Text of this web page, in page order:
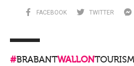
FACEBOOK TWITTER
#BRABANTWALLON